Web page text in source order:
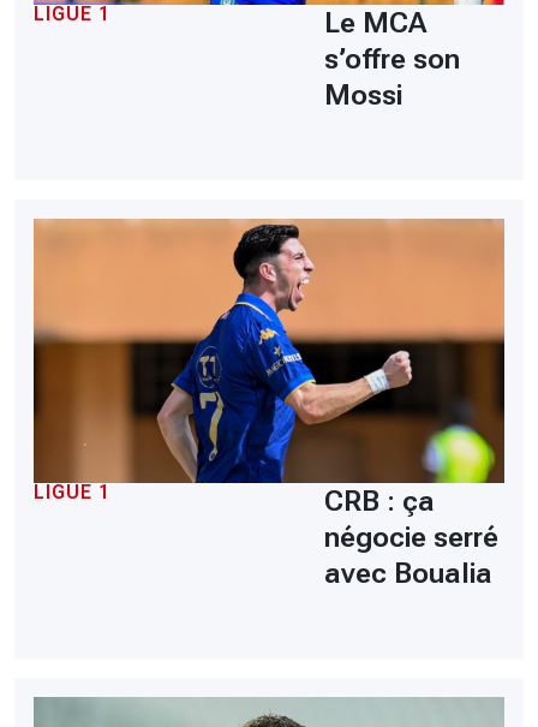
LIGUE 1
Le MCA
s’offre son
Mossi
LIGUE 1
CRB : ça
négocie serré
avec Boualia